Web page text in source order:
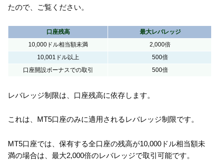
たので、ご覧ください。
口座残高
最大レバレッジ
10,000ドル相当額未満
2,000倍
10,001ドル以上
500倍
口座開設ボーナスでの取引
500倍
レバレッジ制限は、口座残高に依存します。
これは、MT5口座のみに適用されるレバレッジ制限です。
MT5口座では、保有する全口座の残高が10,000ドル相当額未
満の場合は、最大2,000倍のレバレッジで取引可能です。